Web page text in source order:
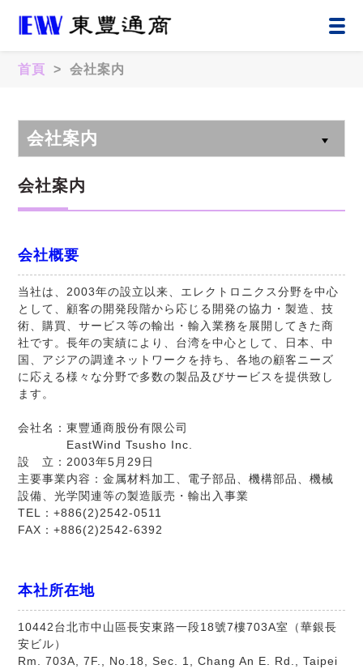
首頁 > 会社案内
会社案内
会社案内
会社概要
当社は、2003年の設立以来、エレクトロニクス分野を中心
として、顧客の開発段階から応じる開発の協力・製造、技
術、購買、サービス等の輸出・輸入業務を展開してきた商
社です。長年の実績により、台湾を中心として、日本、中
国、アジアの調達ネットワークを持ち、各地の顧客ニーズ
に応える様々な分野で多数の製品及びサービスを提供致し
ます。
会社名：東豐通商股份有限公司
EastWind Tsusho Inc.
設 立：2003年5月29日
主要事業内容：金属材料加工、電子部品、機構部品、機械
設備、光学関連等の製造販売・輸出入事業
TEL：+886(2)2542-0511
FAX：+886(2)2542-6392
本社所在地
10442台北市中山區長安東路一段18號7樓703A室（華銀長
安ビル）
Rm. 703A, 7F., No.18, Sec. 1, Chang An E. Rd., Taipei